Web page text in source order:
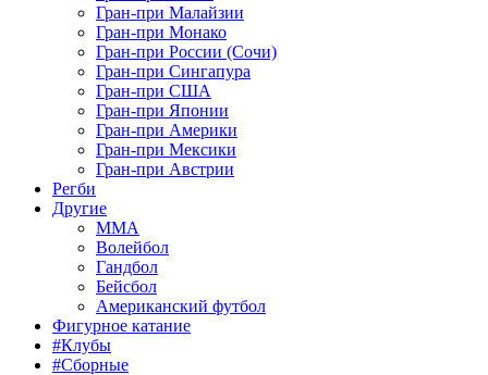
Гран-при Малайзии
Гран-при Монако
Гран-при России (Сочи)
Гран-при Сингапура
Гран-при США
Гран-при Японии
Гран-при Америки
Гран-при Мексики
Гран-при Австрии
Регби
Другие
MMA
Волейбол
Гандбол
Бейсбол
Американский футбол
Фигурное катание
#Клубы
#Сборные